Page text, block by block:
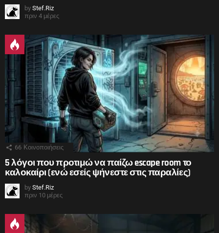
by Stef.Riz
πριν 4 μέρες
66 Κοινοποιήσεις
5 λόγοι που προτιμώ να παίζω escape room το
καλοκαίρι (ενώ εσείς ψήνεστε στις παραλίες)
by Stef.Riz
πριν 10 μέρες